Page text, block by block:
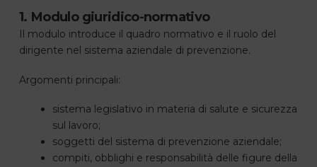
1. Modulo giuridico-normativo
Il modulo introduce il quadro normativo e il ruolo del
dirigente nel sistema aziendale di prevenzione.
Argomenti principali:
sistema legislativo in materia di salute e sicurezza
sul lavoro;
soggetti del sistema di prevenzione aziendale;
compiti, obblighi e responsabilità delle figure della